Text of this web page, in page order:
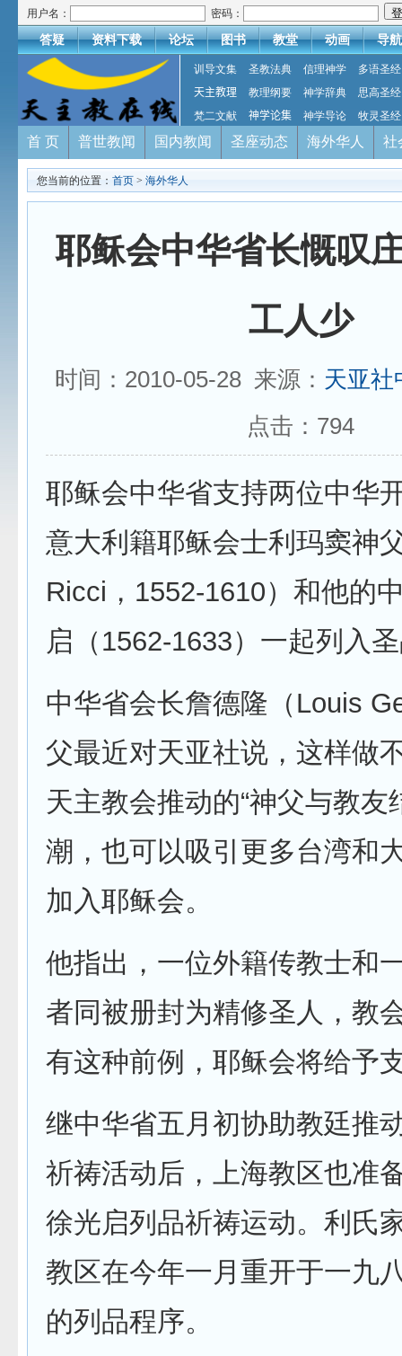
用户名： 密码：
答疑 资料下载 论坛 图书 教堂 动画 导航
训导文集 圣教法典 信理神学
多语圣经
天主教理
教理纲要 神学辞典
思高圣经
梵二文献
神学论集 神学导论 牧灵圣经
首 页 普世教闻 国内教闻 圣座动态 海外华人 社
您当前的位置： 首页 > 海外华人
耶稣会中华省长慨叹
工人少
时间：2010-05-28 来源： 天亚社
点击： 794
耶稣会中华省支持两位中华
意大利籍耶稣会士利玛窦神
Ricci，1552-1610）和他的
启（1562-1633）一起列入
中华省会长詹德隆（Louis
父最近对天亚社说，这样做
天主教会推动的“神父与教友
潮，也可以吸引更多台湾和
加入耶稣会。
他指出，一位外籍传教士和
者同被册封为精修圣人，教
有这种前例，耶稣会将给予
继中华省五月初协助教廷推
祈祷活动后，上海教区也准
徐光启列品祈祷运动。利氏
教区在今年一月重开于一九
的列品程序。